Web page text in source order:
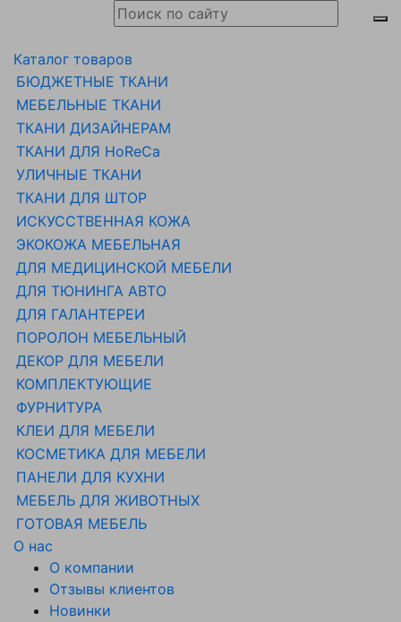
Каталог товаров
БЮДЖЕТНЫЕ ТКАНИ
МЕБЕЛЬНЫЕ ТКАНИ
ТКАНИ ДИЗАЙНЕРАМ
ТКАНИ ДЛЯ HoReCa
УЛИЧНЫЕ ТКАНИ
ТКАНИ ДЛЯ ШТОР
ИСКУССТВЕННАЯ КОЖА
ЭКОКОЖА МЕБЕЛЬНАЯ
ДЛЯ МЕДИЦИНСКОЙ МЕБЕЛИ
ДЛЯ ТЮНИНГА АВТО
ДЛЯ ГАЛАНТЕРЕИ
ПОРОЛОН МЕБЕЛЬНЫЙ
ДЕКОР ДЛЯ МЕБЕЛИ
КОМПЛЕКТУЮЩИЕ
ФУРНИТУРА
КЛЕИ ДЛЯ МЕБЕЛИ
КОСМЕТИКА ДЛЯ МЕБЕЛИ
ПАНЕЛИ ДЛЯ КУХНИ
МЕБЕЛЬ ДЛЯ ЖИВОТНЫХ
ГОТОВАЯ МЕБЕЛЬ
О нас
О компании
Отзывы клиентов
Новинки